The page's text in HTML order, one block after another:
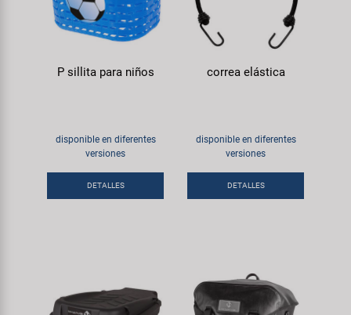
P sillita para niños
disponible en diferentes
versiones
DETALLES
correa elástica
disponible en diferentes
versiones
DETALLES